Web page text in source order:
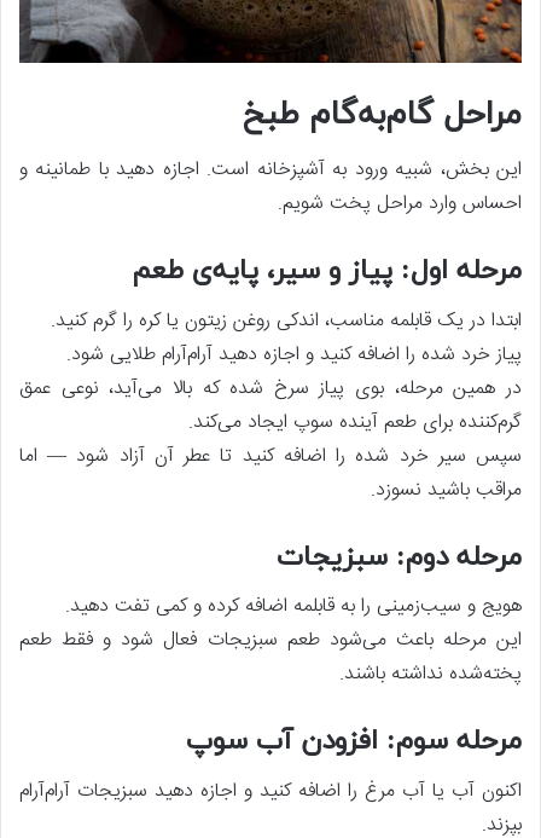
مراحل گام‌به‌گام طبخ
این بخش، شبیه ورود به آشپزخانه است. اجازه دهید با طمانینه و
احساس وارد مراحل پخت شویم.
مرحله اول: پیاز و سیر، پایه‌ی طعم
ابتدا در یک قابلمه مناسب، اندکی روغن زیتون یا کره را گرم کنید.
پیاز خرد شده را اضافه کنید و اجازه دهید آرام‌آرام طلایی شود.
در همین مرحله، بوی پیاز سرخ شده که بالا می‌آید، نوعی عمق
گرم‌کننده برای طعم آینده سوپ ایجاد می‌کند.
سپس سیر خرد شده را اضافه کنید تا عطر آن آزاد شود — اما
مراقب باشید نسوزد.
مرحله دوم: سبزیجات
هویج و سیب‌زمینی را به قابلمه اضافه کرده و کمی تفت دهید.
این مرحله باعث می‌شود طعم سبزیجات فعال شود و فقط طعم
پخته‌شده نداشته باشند.
مرحله سوم: افزودن آب سوپ
اکنون آب یا آب مرغ را اضافه کنید و اجازه دهید سبزیجات آرام‌آرام
بپزند.